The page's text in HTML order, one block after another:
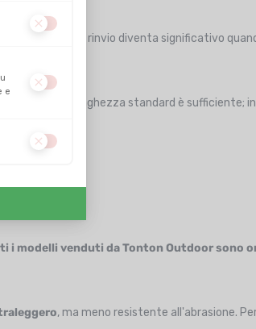
grammo per rinvio diventa significativo
falesia, una lunghezza standard è sufficiente;
i modelli venduti da Tonton Outdoor sono
, ma meno resistente all'abrasione.